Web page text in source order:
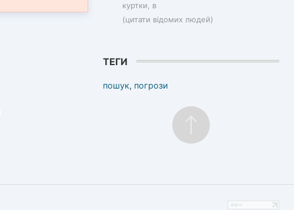
куртки, в
(цитати відомих людей)
ТЕГИ
пошук, погрози